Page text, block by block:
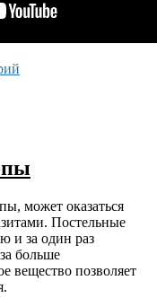
может оказаться
Постельные
и за один раз
больше
вещество позволяет